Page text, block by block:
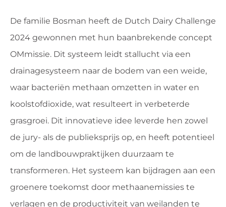
De familie Bosman heeft de Dutch Dairy Challenge
2024 gewonnen met hun baanbrekende concept
OMmissie. Dit systeem leidt stallucht via een
drainagesysteem naar de bodem van een weide,
waar bacteriën methaan omzetten in water en
koolstofdioxide, wat resulteert in verbeterde
grasgroei. Dit innovatieve idee leverde hen zowel
de jury- als de publieksprijs op, en heeft potentieel
om de landbouwpraktijken duurzaam te
transformeren. Het systeem kan bijdragen aan een
groenere toekomst door methaanemissies te
verlagen en de productiviteit van weilanden te